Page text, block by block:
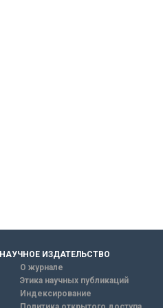
НАУЧНОЕ ИЗДАТЕЛЬСТВО
О журнале
Этика научных публикаций
Индексирование